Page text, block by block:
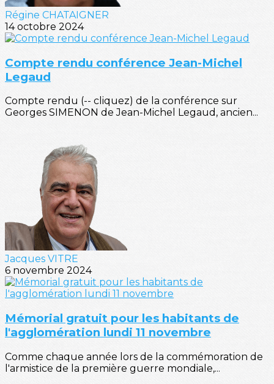
Régine CHATAIGNER
14 octobre 2024
Compte rendu conférence Jean-Michel
Legaud
Compte rendu (-- cliquez) de la conférence sur
Georges SIMENON de Jean-Michel Legaud, ancien...
Jacques VITRE
6 novembre 2024
Mémorial gratuit pour les habitants de
l'agglomération lundi 11 novembre
Comme chaque année lors de la commémoration de
l'armistice de la première guerre mondiale,...